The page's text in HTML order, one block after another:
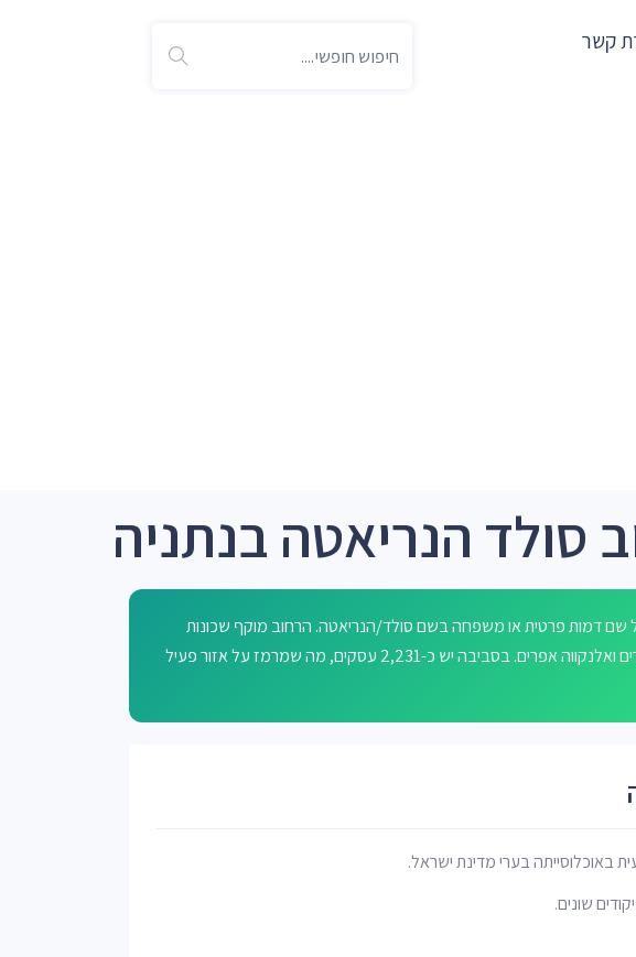
קשר
סולד הנריאטה בנתניה
שם דמות פרטית או משפחה בשם סולד/הנריאטה. הרחוב מוקף שכונות
וכבישים כמו נאות שקד, סטופ, גרינבוים, אפרים ואלנקווה אפרים. בסביבה יש כ-2,231 עסקים, מה שמרמז על אזור פעיל
באוכלוסייתה בערי מדינת ישראל.